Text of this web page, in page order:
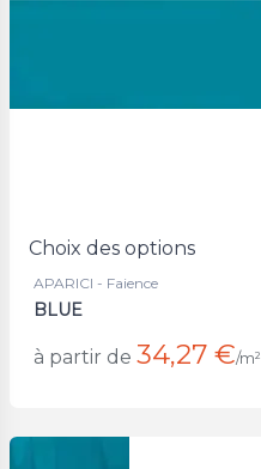
Choix des options
APARICI - Faience
BLUE
à partir de 34,27 €/m²